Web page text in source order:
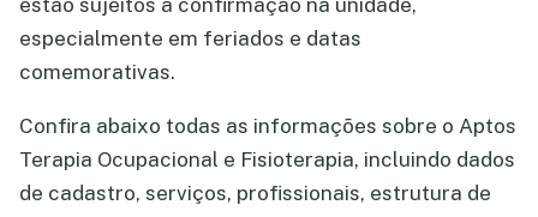
estão sujeitos a confirmação na unidade,
especialmente em feriados e datas
comemorativas.
Confira abaixo todas as informações sobre o Aptos
Terapia Ocupacional e Fisioterapia, incluindo dados
de cadastro, serviços, profissionais, estrutura de